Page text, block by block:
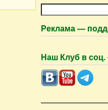
и
к
Реклама —
Наш Клуб в соц.